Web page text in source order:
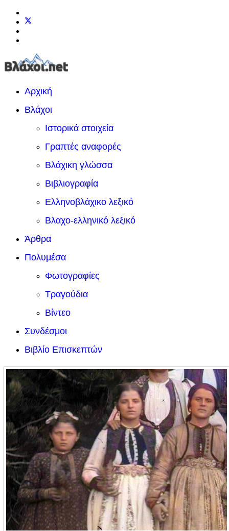
Αρχική
Βλάχοι
Ιστορικά στοιχεία
Γραπτές αναφορές
Βλάχικη γλώσσα
Βιβλιογραφία
Ελληνοβλάχικο λεξικό
Βλαχο-ελληνικό λεξικό
Άρθρα
Πολυμέσα
Φωτογραφίες
Τραγούδια
Βίντεο
Συνδέσμοι
Βιβλίο Επισκεπτών